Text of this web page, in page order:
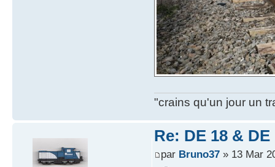
"crains qu'un jour un
Re: DE 18 &
par Bruno37» 13 Mar